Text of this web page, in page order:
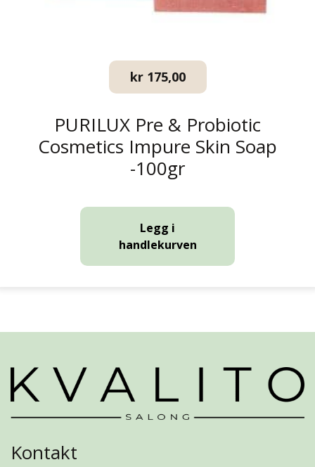
kr175,00
PURILUX Pre & Probiotic
Cosmetics Impure Skin Soap
-100gr
Legg i
handlekurven
Kontakt